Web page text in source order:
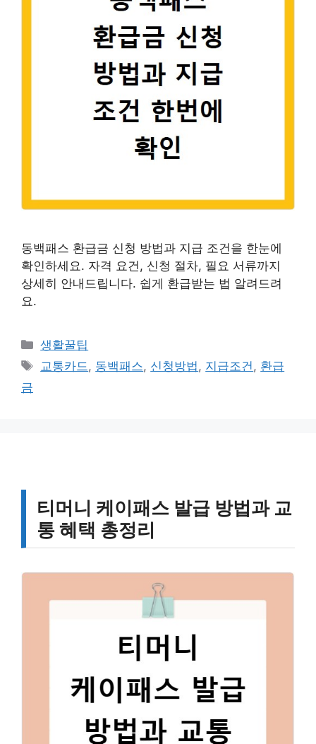
동백패스 환급금 신청 방법과 지급 조건을 한눈에
확인하세요. 자격 요건, 신청 절차, 필요 서류까지
상세히 안내드립니다. 쉽게 환급받는 법 알려드려
요.
카
테
생활꿀팁
태
교통카드, 동백패스, 신청방법, 지급조건, 환급
금
티머니 케이패스 발급 방법과 교
통 혜택 총정리